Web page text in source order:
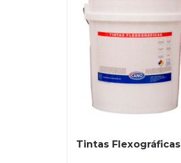
Tintas Flexográficas